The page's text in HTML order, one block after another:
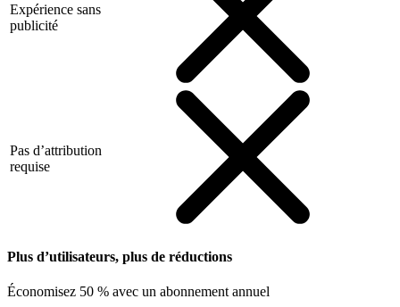
Expérience sans
publicité
Pas d’attribution
requise
Plus d’utilisateurs, plus de réductions
Économisez 50 % avec un abonnement annuel